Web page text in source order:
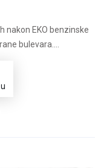
nakon EKO benzinske
bulevara....